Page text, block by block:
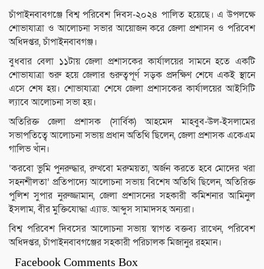
চাঁপাইনবাবগঞ্জে বিশ্ব পরিবেশ দিবস-২০২৪ পালিত হয়েছে। এ উপলক্ষে
শোভাযাত্রা ও আলোচনা সভার আয়োজন করে জেলা প্রশাসন ও পরিবেশ
অধিদপ্তর, চাঁপাইনবাবগঞ্জ।
বুধবার বেলা ১১টায় জেলা প্রশাসকের কার্যালয়ের সামনে হতে একটি
শোভাযাত্রা শুরু হয়ে জেলার গুরুত্বপূর্ণ সড়ক প্রদক্ষিণ শেষে একই স্থানে
এসে শেষ হয়। শোভাযাত্রা শেষে জেলা প্রশাসকের কার্যালয়ের আইসিটি
ল্যাবে আলোচনা সভা হয়।
অতিরিক্ত জেলা প্রশাসক (সার্বিক) আহমেদ মাহবুব-উল-ইসলামের
সভাপতিত্বে আলোচনা সভায় প্রধান অতিথি ছিলেন, জেলা প্রশাসক একেএম
গালিভ খাঁন।
‘করবো ভুমি পুনরুদ্ধার, রুখবো মরুময়তা, অর্জন করতে হবে মোদের খরা
সহনশীলতা’ প্রতিপাদ্যে আলোচনা সভায় বিশেষ অতিথি ছিলেন, অতিরিক্ত
পুলিশ সুপার নুরুজ্জামান, জেলা প্রশাসনের সহকারী কমিশনার আমিনুল
ইসলাম, বীর মুক্তিযোদ্ধা এ্যাড. আব্দুস সামাদসহ অন্যরা।
বিশ্ব পরিবেশ দিবসের আলোচনা সভায় স্বাগত বক্তব্য রাখেন, পরিবেশ
অধিদপ্তর, চাঁপাইনবাবগঞ্জের সহকারী পরিচালক মিজানুর রহমান।
Facebook Comments Box